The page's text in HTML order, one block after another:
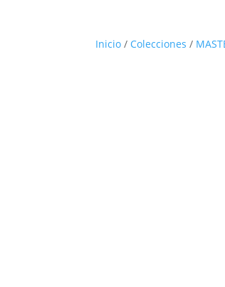
Inicio / Colecciones /